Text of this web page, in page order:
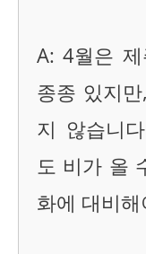
A: 4월은
종종 있지
지 않습니
도 비가 올
화에 대비